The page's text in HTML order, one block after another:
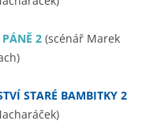
2 (scénář Marek
STARÉ BAMBITKY 2